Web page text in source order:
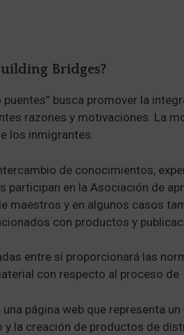
Bridges?
puentes” busca promover la
razones y motivaciones. La
los inmigrantes.
de conocimientos,
participan en la Asociación de
maestros y en algunos casos
con productos y
entre sí proporcionará las
con respecto al proceso
página web que representa
y la creación de productos de